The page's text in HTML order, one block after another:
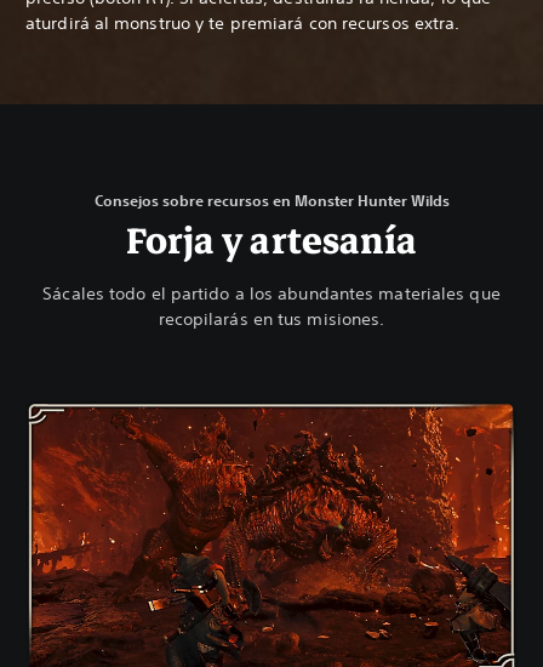
aturdirá al monstruo y te premiará con recursos extra.
Consejos sobre recursos en Monster Hunter Wilds
Forja y artesanía
Sácales todo el partido a los abundantes materiales que
recopilarás en tus misiones.